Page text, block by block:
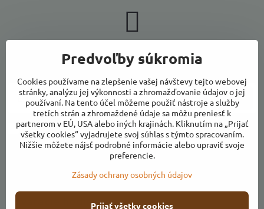
Newsletter
Odoberať naše novinky:
Odoberať
Chcem sa prihlásiť k odberu noviniek e-mailom
Otváracie hodiny
Predvoľby súkromia
Cookies používame na zlepšenie vašej návštevy tejto webovej
stránky, analýzu jej výkonnosti a zhromažďovanie údajov o jej
používaní. Na tento účel môžeme použiť nástroje a služby
tretích strán a zhromaždené údaje sa môžu preniesť k
partnerom v EÚ, USA alebo iných krajinách. Kliknutím na „Prijať
všetky cookies“ vyjadrujete svoj súhlas s týmto spracovaním.
Nižšie môžete nájsť podrobné informácie alebo upraviť svoje
preferencie.
Zásady ochrany osobných údajov
Prijať všetky cookies